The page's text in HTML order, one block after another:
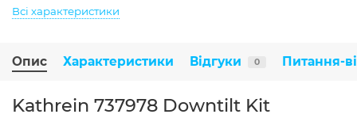
Всі характеристики
Опис Характеристики Відгуки 0 Питання-
Kathrein 737978 Downtilt Kit